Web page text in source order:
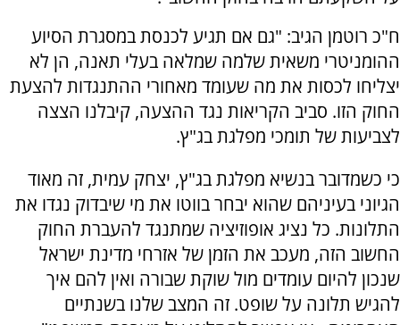
ח"כ רוטמן הגיב: "גם אם תגיע לכנסת במסגרת הסיוע
ההומניטרי משאית שלמה שמלאה בעלי תאנה, הן לא
יצליחו לכסות את מה שעומד מאחורי ההתנגדות להצעת
החוק הזו. סביב הקריאות נגד ההצעה, קיבלנו הצצה
לצביעות של תומכי מפלגת בג"ץ.
כי כשמדובר בנשיא מפלגת בג"ץ, יצחק עמית, זה מאוד
הגיוני בעיניהם שהוא יבחר בווטו את מי שיבדוק נגדו את
התלונות. כל נציג אופוזיציה שמתנגד להעברת החוק
החשוב הזה, מעכב את הזמן של אזרחי מדינת ישראל
שנכון להיום עומדים מול שוקת שבורה ואין להם איך
להגיש תלונה על שופט. זה המצב שלנו בשנתיים